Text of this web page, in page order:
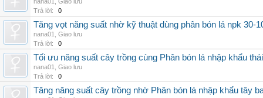
Trả lời:
0
Tăng vọt năng suất nhờ kỹ thuật dùng phân bón lá npk 30-
nana01
Giao lưu
Trả lời:
0
Tối ưu năng suất cây trồng cùng Phân bón lá nhập khẩu
nana01
Giao lưu
Trả lời:
0
Tăng năng suất cây trồng nhờ Phân bón lá nhập khẩu tây